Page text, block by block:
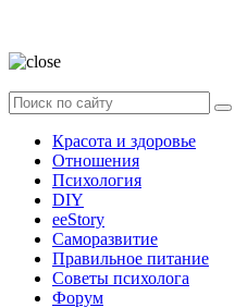
Красота и здоровье
Отношения
Психология
DIY
ееStory
Саморазвитие
Правильное питание
Советы психолога
Форум